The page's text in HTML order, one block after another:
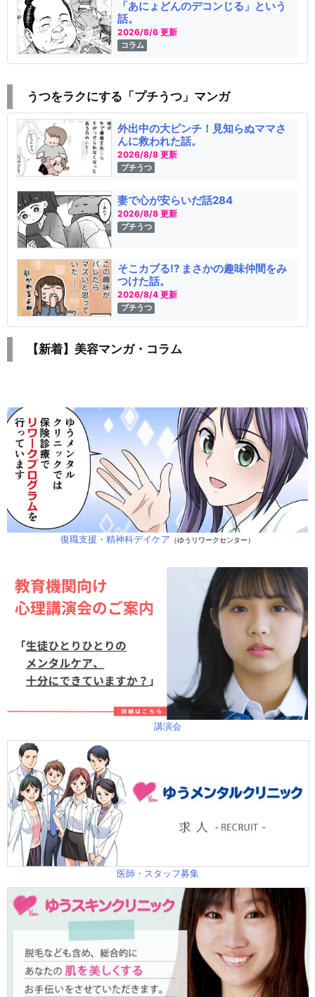
「あにょどんのデコンじる」という
話。
2026/8/6 更新
コラム
うつをラクにする「プチうつ」マンガ
外出中の大ピンチ！見知らぬママさ
んに救われた話。
2026/8/8 更新
プチうつ
妻で心が安らいだ話284
2026/8/8 更新
プチうつ
そこカブる!? まさかの趣味仲間をみ
つけた話。
2026/8/4 更新
プチうつ
【新着】美容マンガ・コラム
復職支援・精神科デイケア （ゆうリワークセンター）
講演会
医師・スタッフ募集